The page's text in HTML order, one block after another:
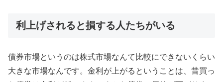
利上げされると損する人たちがいる
債券市場というのは株式市場なんて比較にできないくらい
大きな市場なんです。金利が上がるということは、昔買っ